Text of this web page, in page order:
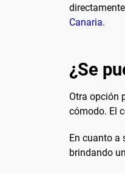
Canaria.
¿Se
Otra opción
cómodo. El
En cuanto a
brindando